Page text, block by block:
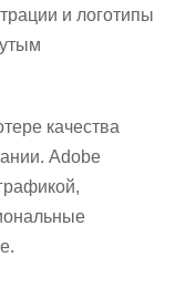
и логотипы
качества
Adobe